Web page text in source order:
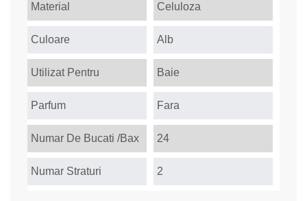
Material Celuloza
Culoare Alb
Utilizat Pentru Baie
Parfum Fara
Numar De Bucati /Bax 24
Numar Straturi 2